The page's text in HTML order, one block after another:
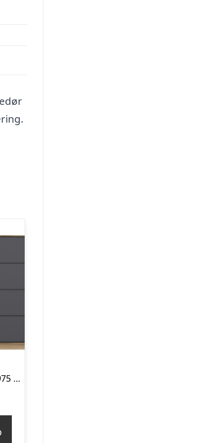
FUNZI LIVING 3975 garderobeskab, 2 skydelåger, 2 bøjlestænger, 2 skuffer – natur/antracit melamin